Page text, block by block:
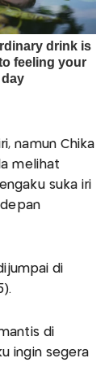
namun Chika
melihat
suka iri
di
di
ingin segera